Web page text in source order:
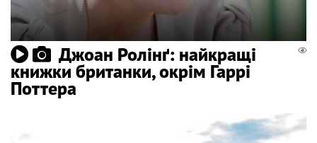
Джоан Ролінґ: найкращі
книжки британки, окрім Гаррі
Поттера